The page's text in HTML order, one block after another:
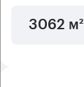
3062 м²